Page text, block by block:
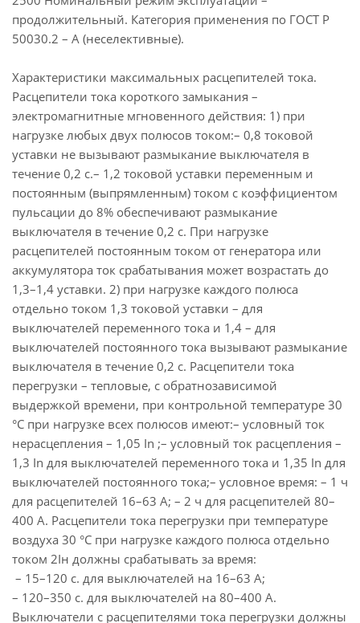
продолжительный. Категория применения по ГОСТ Р
50030.2 – А (неселективные).
Характеристики максимальных расцепителей тока.
Расцепители тока короткого замыкания –
электромагнитные мгновенного действия: 1) при
нагрузке любых двух полюсов током:– 0,8 токовой
уставки не вызывают размыкание выключателя в
течение 0,2 с.– 1,2 токовой уставки переменным и
постоянным (выпрямленным) током с коэффициентом
пульсации до 8% обеспечивают размыкание
выключателя в течение 0,2 с. При нагрузке
расцепителей постоянным током от генератора или
аккумулятора ток срабатывания может возрастать до
1,3–1,4 уставки. 2) при нагрузке каждого полюса
отдельно током 1,3 токовой уставки – для
выключателей переменного тока и 1,4 – для
выключателей постоянного тока вызывают размыкание
выключателя в течение 0,2 с. Расцепители тока
перегрузки – тепловые, с обратнозависимой
выдержкой времени, при контрольной температуре 30
°С при нагрузке всех полюсов имеют:– условный ток
нерасцепления – 1,05 In ;– условный ток расцепления –
1,3 In для выключателей переменного тока и 1,35 In для
выключателей постоянного тока;– условное время: – 1 ч
для расцепителей 16–63 А; – 2 ч для расцепителей 80–
400 А. Расцепители тока перегрузки при температуре
воздуха 30 °С при нагрузке каждого полюса отдельно
током 2Iн должны срабатывать за время:
– 15–120 с. для выключателей на 16–63 А;
– 120–350 с. для выключателей на 80–400 А.
Выключатели с расцепителями тока перегрузки должны